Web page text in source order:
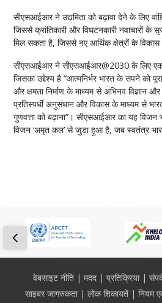
सीएसआईआर ने उद्यमिता को बढ़ावा देने के लिए
जिससे क्रांतिकारी और विघटनकारी नवाचारों के
मिल सकता है, जिससे नए आर्थिक क्षेत्रों के विकास
सीएसआईआर ने सीएसआईआर@2030 के लिए एक
जिसका उद्देश्य है “आत्मनिर्भर भारत के सपने को
और क्षमता निर्माण के माध्यम से अभिनव विज्ञान और
प्रतिस्पर्धी अनुसंधान और विकास के माध्यम से
गुणवत्ता को बढ़ाना”। सीएसआईआर का यह
विजन ‘अमृत कल’ से जुड़ा हुआ है, जब स्वतंत्र
Footerवेबसाइट नीति मदद प्रतिक्रिया
साइबर जागरुकता
लोक शिकायतें नियम